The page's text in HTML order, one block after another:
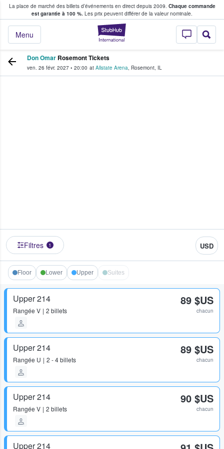
La place de marché des billets d’événements en direct depuis 2009. Chaque commande
est garantie à 100 %. Les prix peuvent différer de la valeur nominale.
StubHub - Où
Menu
fans achètent et vendent des billets
Don Omar Rosemont Tickets
ven. 26 févr. 2027 • 20:00 at Allstate Arena, Rosemont, IL
Filtres 1 USD
Floor Lower Upper Suites
Upper 214
Rangée V 2 billets
89 $US
chacun
Upper 214
Rangée U 2 - 4 billets
89 $US
chacun
Upper 214
Rangée V 2 billets
90 $US
chacun
Upper 214